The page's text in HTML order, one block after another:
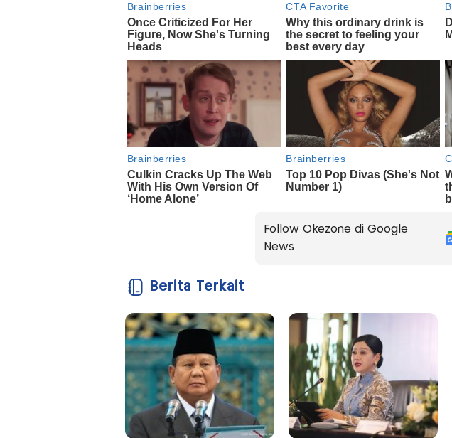
Follow Okezone di Google
News
Berita Terkait